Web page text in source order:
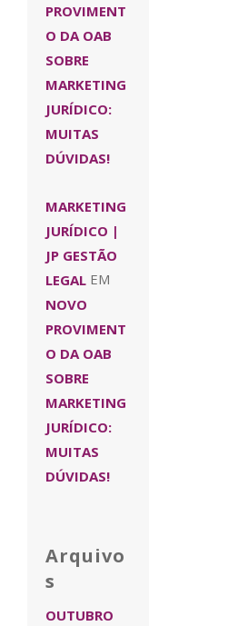
PROVIMENT
O DA OAB
SOBRE
MARKETING
JURÍDICO:
MUITAS
DÚVIDAS!
MARKETING
JURÍDICO |
JP GESTÃO
LEGAL EM
NOVO
PROVIMENT
O DA OAB
SOBRE
MARKETING
JURÍDICO:
MUITAS
DÚVIDAS!
Arquivo
s
OUTUBRO